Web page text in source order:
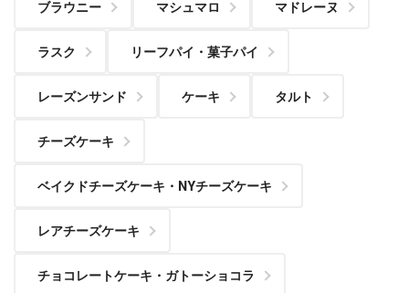
ブラウニー マシュマロ マドレーヌ
ラスク リーフパイ・菓子パイ
レーズンサンド ケーキ タルト
チーズケーキ
ベイクドチーズケーキ・NYチーズケーキ
レアチーズケーキ
チョコレートケーキ・ガトーショコラ